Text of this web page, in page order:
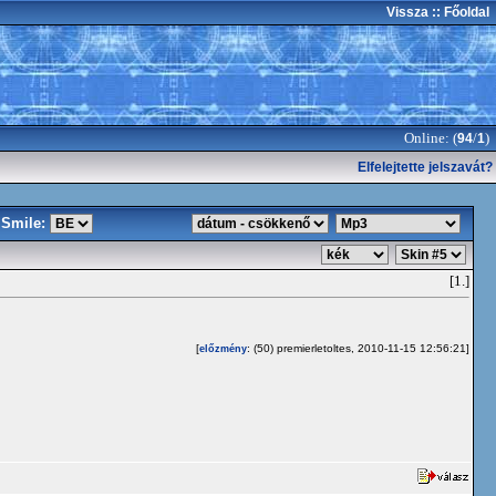
Vissza :: Főoldal
Online: (94/1)
Elfelejtette jelszavát?
Smile:
[1.]
[előzmény: (50) premierletoltes, 2010-11-15 12:56:21]